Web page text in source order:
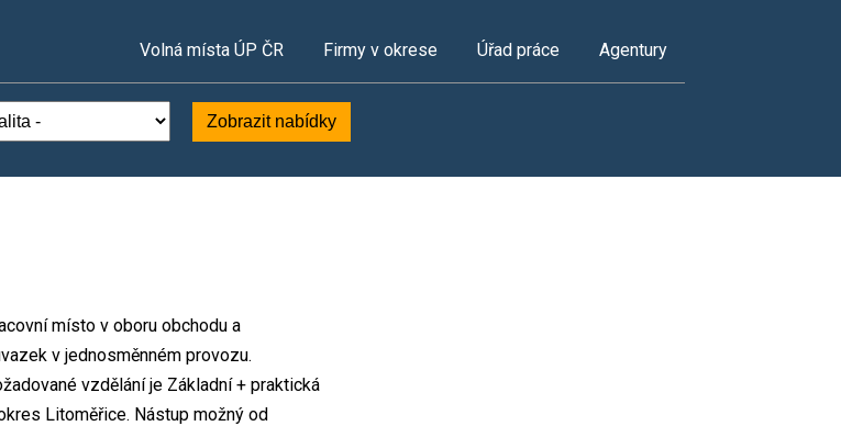
Volná místa ÚP ČR Firmy v okrese Úřad práce Agentury
Zobrazit nabídky
místo v oboru obchodu a
v jednosměnném provozu.
vzdělání je Základní + praktická
Litoměřice. Nástup možný od